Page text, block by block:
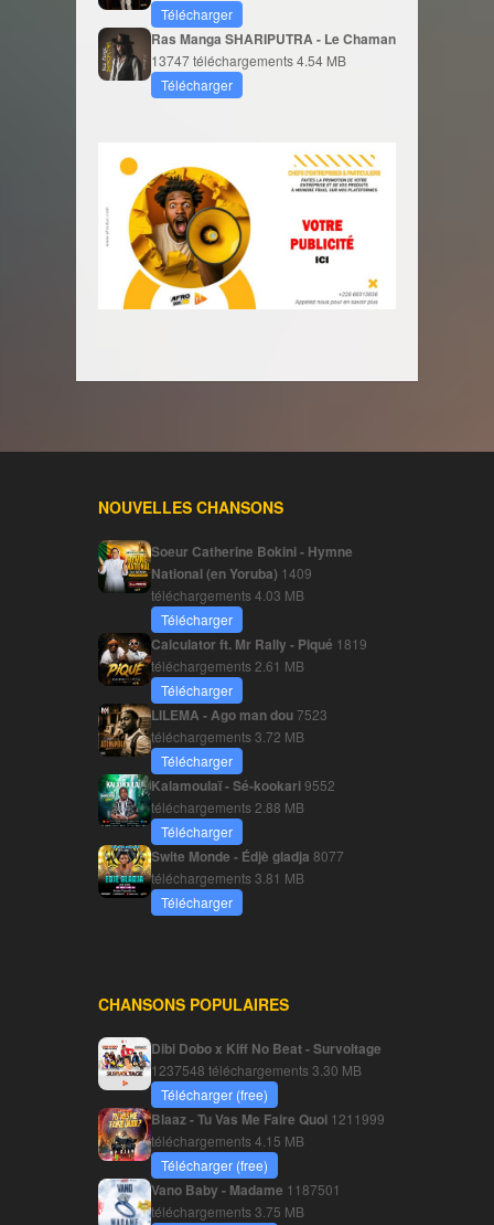
Télécharger
Ras Manga SHARIPUTRA - Le Chaman
13747 téléchargements4.54 MB
Télécharger
NOUVELLES CHANSONS
Soeur Catherine Bokini - Hymne
National (en Yoruba) 1409
téléchargements4.03 MB
Télécharger
Calculator ft. Mr Rally - Piqué 1819
téléchargements 2.61 MB
Télécharger
LILEMA - Ago man dou7523
téléchargements3.72 MB
Télécharger
Kalamoulaï - Sé-kookari9552
téléchargements 2.88 MB
Télécharger
Swite Monde - Édjè gladja 8077
téléchargements3.81 MB
Télécharger
CHANSONS POPULAIRES
Dibi Dobo x Kiff No Beat - Survoltage
1237548 téléchargements3.30 MB
Télécharger (free)
Blaaz - Tu Vas Me Faire Quoi 1211999
téléchargements4.15 MB
Télécharger (free)
Vano Baby - Madame 1187501
téléchargements3.75 MB